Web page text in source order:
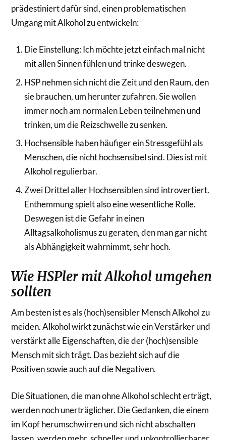
prädestiniert dafür sind, einen problematischen
Umgang mit Alkohol zu entwickeln:
Die Einstellung: Ich möchte jetzt einfach mal nicht
mit allen Sinnen fühlen und trinke deswegen.
HSP nehmen sich nicht die Zeit und den Raum, den
sie brauchen, um herunter zufahren. Sie wollen
immer noch am normalen Leben teilnehmen und
trinken, um die Reizschwelle zu senken.
Hochsensible haben häufiger ein Stressgefühl als
Menschen, die nicht hochsensibel sind. Dies ist mit
Alkohol regulierbar.
Zwei Drittel aller Hochsensiblen sind introvertiert.
Enthemmung spielt also eine wesentliche Rolle.
Deswegen ist die Gefahr in einen
Alltagsalkoholismus zu geraten, den man gar nicht
als Abhängigkeit wahrnimmt, sehr hoch.
Wie HSPler mit Alkohol umgehen
sollten
Am besten ist es als (hoch)sensibler Mensch Alkohol zu
meiden. Alkohol wirkt zunächst wie ein Verstärker und
verstärkt alle Eigenschaften, die der (hoch)sensible
Mensch mit sich trägt. Das bezieht sich auf die
Positiven sowie auch auf die Negativen.
Die Situationen, die man ohne Alkohol schlecht erträgt,
werden noch unerträglicher. Die Gedanken, die einem
im Kopf herumschwirren und sich nicht abschalten